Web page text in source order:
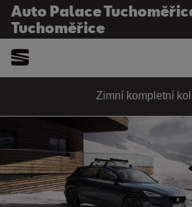
Auto Palace
Tuchoměřice
Auto Palace
Tuchoměřice
Zimní kompletní